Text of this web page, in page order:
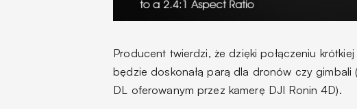
Producent twierdzi, że dzięki połączeniu
będzie doskonałą parą dla dronów czy
DL oferowanym przez kamerę DJI Ronin 4D).